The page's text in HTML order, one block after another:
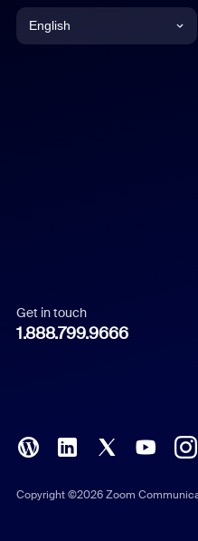
English
Italian
Polish
Get in touch
1.888.799.9666
Copyright ©2026 Zoom